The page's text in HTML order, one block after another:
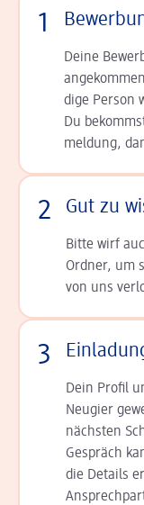
1
Deine
dige Person
Du
meldung,
2 Gut zu
Bitte wirf
Ordner, um
von uns
3
Dein Profil
Neugier
nächsten
Gespräch
die Details